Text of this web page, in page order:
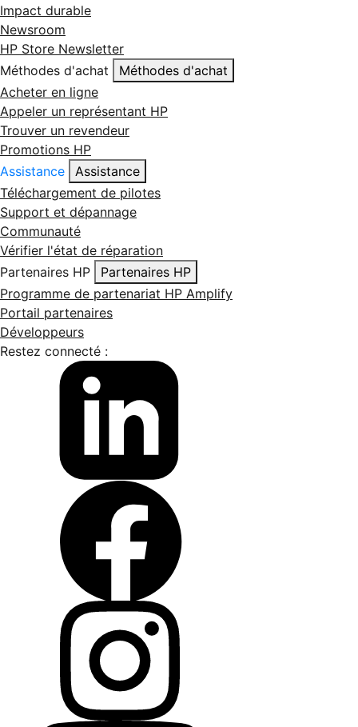
Impact durable
Newsroom
HP Store Newsletter
Méthodes d'achat
Méthodes d'achat
Acheter en ligne
Appeler un représentant HP
Trouver un revendeur
Promotions HP
Assistance
Assistance
Téléchargement de pilotes
Support et dépannage
Communauté
Vérifier l'état de réparation
Partenaires HP
Partenaires HP
Programme de partenariat HP Amplify
Portail partenaires
Développeurs
Restez connecté :